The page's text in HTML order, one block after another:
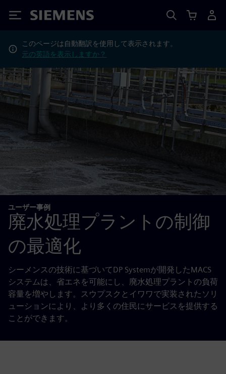
Siemens
このページは自動翻訳を使用して表示されます。
元の英語を表示しますか？
ユーザー事例
廃水処理プラントの制御
の最適化
シーメンスの技術に基づいてDP Systemが開発したMACS
システムは、省エネを可能にし、廃水処理プラントの負荷
容量を増やします。スウプスクとイワワで実装されたソリ
ューションにより、より多くの住民にサービスを提供する
ことができます。